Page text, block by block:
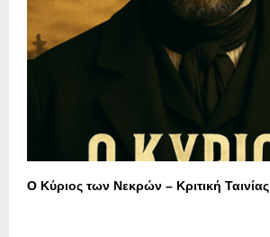
Ο Κύριος των Νεκρών – Κριτική Ταινίας